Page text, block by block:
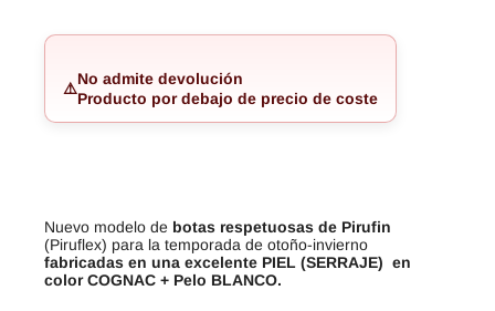
⚠️
No admite devolución
Producto por debajo de precio de coste
Nuevo modelo de botas respetuosas de Pirufin
(Piruflex) para la temporada de otoño-invierno
fabricadas en una excelente PIEL (SERRAJE) en
color COGNAC + Pelo BLANCO.